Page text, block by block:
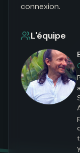
connexion.
L'équipe